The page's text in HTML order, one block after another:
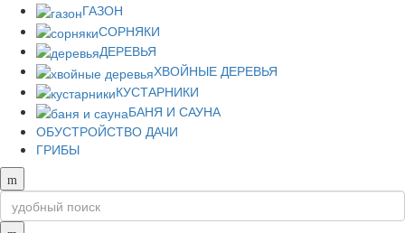
ГАЗОН
СОРНЯКИ
ДЕРЕВЬЯ
ХВОЙНЫЕ ДЕРЕВЬЯ
КУСТАРНИКИ
БАНЯ И САУНА
ОБУСТРОЙСТВО ДАЧИ
ГРИБЫ